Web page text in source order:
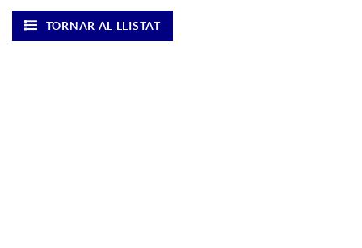
TORNAR AL LLISTAT